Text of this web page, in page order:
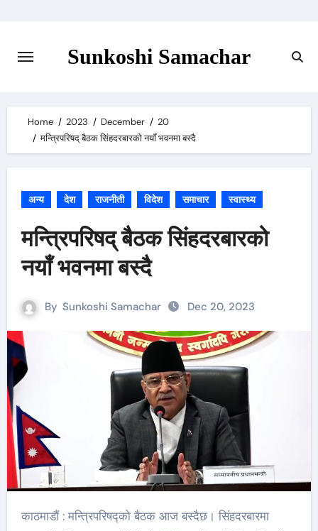
content
Sunkoshi Samachar
Home 2023 December
20
मन्त्रिपरिषद् बैठक सिंहदरबारको नयाँ भवनमा बस्दै
अन्य देश राजनीती विदेश समाचार स्वास्थ्य
मन्त्रिपरिषद् बैठक सिंहदरबारको
नयाँ भवनमा बस्दै
By Sunkoshi Samachar Dec 20, 2023
काठमाडौं : मन्त्रिपरिषद्को बैठक आज बस्दैछ। सिंहदरबारमा